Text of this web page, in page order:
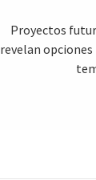
Proyectos
revelan